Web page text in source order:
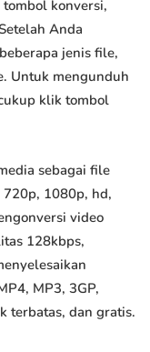
konversi,
Anda
jenis file,
Untuk mengunduh
klik tombol
sebagai file
1080p, hd,
video
128kbps,
MP3, 3GP,
terbatas, dan gratis.